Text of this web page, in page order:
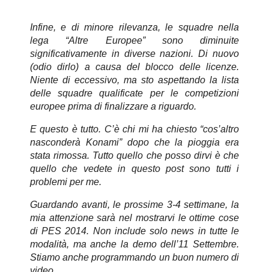
Infine, e di minore rilevanza, le squadre nella
lega “Altre Europee” sono diminuite
significativamente in diverse nazioni. Di nuovo
(odio dirlo) a causa del blocco delle licenze.
Niente di eccessivo, ma sto aspettando la lista
delle squadre qualificate per le competizioni
europee prima di finalizzare a riguardo.
E questo è tutto. C’è chi mi ha chiesto “cos’altro
nasconderà Konami” dopo che la pioggia era
stata rimossa. Tutto quello che posso dirvi è che
quello che vedete in questo post sono tutti i
problemi per me.
Guardando avanti, le prossime 3-4 settimane, la
mia attenzione sarà nel mostrarvi le ottime cose
di PES 2014. Non include solo news in tutte le
modalità, ma anche la demo dell’11 Settembre.
Stiamo anche programmando un buon numero di